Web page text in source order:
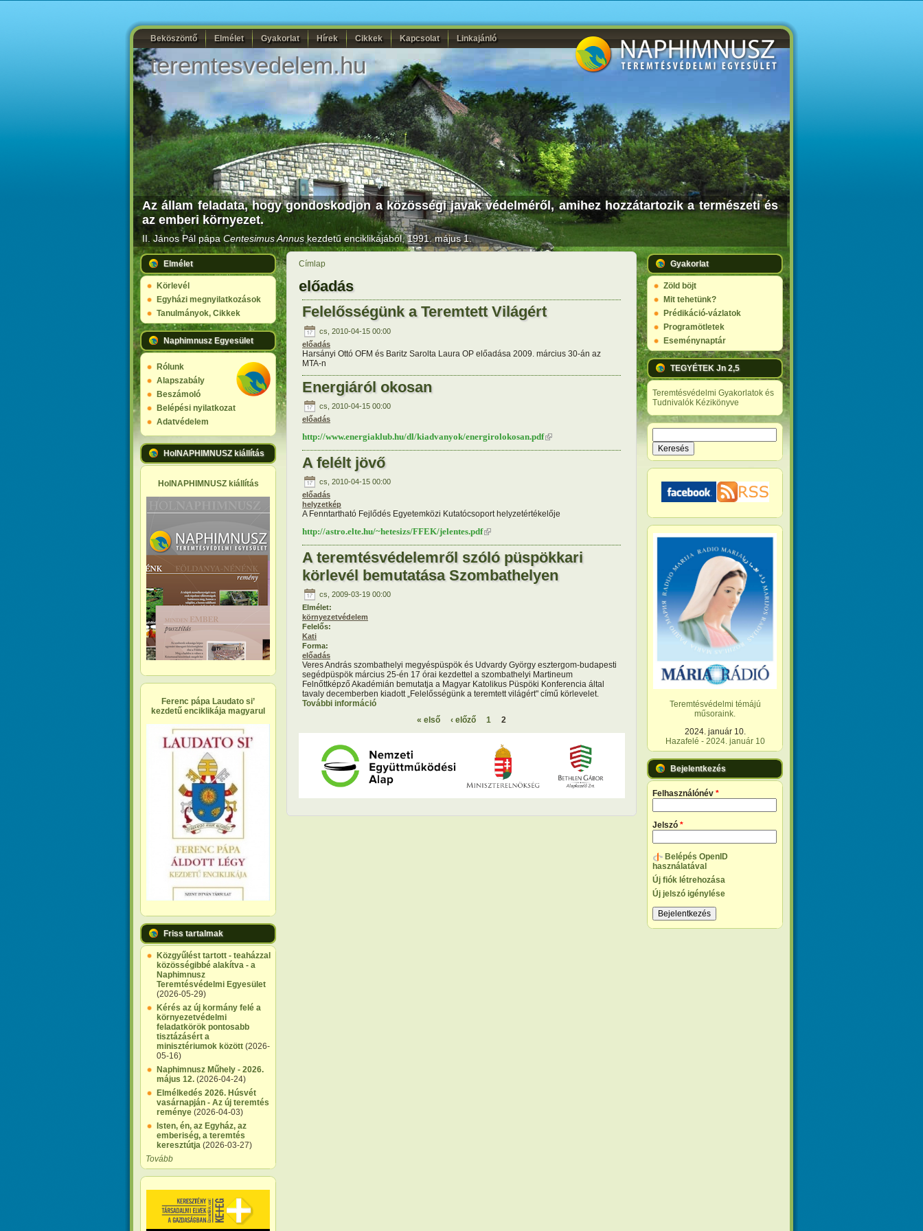
Beköszöntő Elmélet Gyakorlat Hírek Cikkek Kapcsolat Linkajánló
teremtesvedelem.hu
Az állam feladata, hogy gondoskodjon a közösségi javak védelméről, amihez hozzátartozik a természeti és
az emberi környezet.
II. János Pál pápaCentesimus Annus kezdetű enciklikájából, 1991. május 1.
Elmélet
Körlevél
Egyházi megnyilatkozások
Tanulmányok, Cikkek
Naphimnusz Egyesület
Rólunk
Alapszabály
Beszámoló
Belépési nyilatkozat
Adatvédelem
HolNAPHIMNUSZ kiállítás
HolNAPHIMNUSZ kiállítás
Ferenc pápa Laudato si’
kezdetű enciklikája magyarul
Friss tartalmak
Közgyűlést tartott - teaházzal
közösségibbé alakítva - a
Naphimnusz
Teremtésvédelmi Egyesület
(2026-05-29)
Kérés az új kormány felé a
környezetvédelmi
feladatkörök pontosabb
tisztázásért a
minisztériumok között (2026-
05-16)
Naphimnusz Műhely - 2026.
május 12. (2026-04-24)
Elmélkedés 2026. Húsvét
vasárnapján - Az új teremtés
reménye (2026-04-03)
Isten, én, az Egyház, az
emberiség, a teremtés
keresztútja (2026-03-27)
Tovább
Címlap
előadás
Felelősségünk a Teremtett Világért
cs, 2010-04-15 00:00
előadás
Harsányi Ottó OFM és Baritz Sarolta Laura OP előadása 2009. március 30-án az
MTA-n
Energiáról okosan
cs, 2010-04-15 00:00
előadás
http://www.energiaklub.hu/dl/kiadvanyok/energirolokosan.pdf(külső hivatkozás)
A felélt jövő
cs, 2010-04-15 00:00
előadás
helyzetkép
A Fenntartható Fejlődés Egyetemközi Kutatócsoport helyzetértékelője
http://astro.elte.hu/~hetesizs/FFEK/jelentes.pdf(külső hivatkozás)
A teremtésvédelemről szóló püspökkari
körlevél bemutatása Szombathelyen
cs, 2009-03-19 00:00
Elmélet:
környezetvédelem
Felelős:
Kati
Forma:
előadás
Veres András szombathelyi megyéspüspök és Udvardy György esztergom-budapesti
segédpüspök március 25-én 17 órai kezdettel a szombathelyi Martineum
Felnőttképző Akadémián bemutatja a Magyar Katolikus Püspöki Konferencia által
tavaly decemberben kiadott „Felelősségünk a teremtett világért" című körlevelet.
További információ
Szombathelyen tartalommal kapcsolatosan
Oldalak
« első ‹ előző 1 2
Gyakorlat
Zöld böjt
Mit tehetünk?
Prédikáció-vázlatok
Programötletek
Eseménynaptár
TEGYÉTEK Jn 2,5
Teremtésvédelmi Gyakorlatok és
Tudnivalók Kézikönyve
Keresés űrlap
Teremtésvédelmi témájú
műsoraink.
2024. január 10.
Hazafelé - 2024. január 10
Bejelentkezés
Felhasználónév *
Jelszó *
Belépés OpenID
használatával
Új fiók létrehozása
Új jelszó igénylése